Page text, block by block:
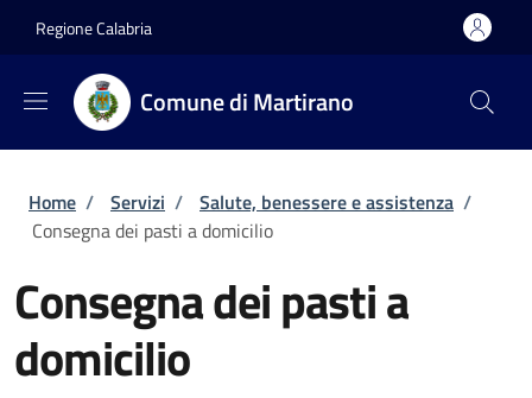
Regione Calabria
Comune di Martirano
Briciole di pane
Home / Servizi / Salute, benessere e assistenza /
Consegna dei pasti a domicilio
Consegna dei pasti a
domicilio